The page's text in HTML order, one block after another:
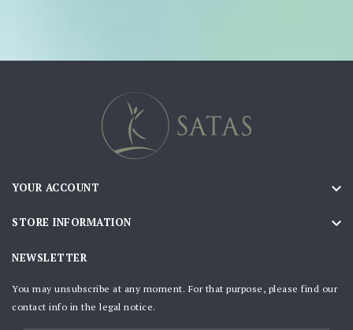
YOUR ACCOUNT 
STORE INFORMATION 
NEWSLETTER
You may unsubscribe at any moment. For that purpose, please find our
contact info in the legal notice.